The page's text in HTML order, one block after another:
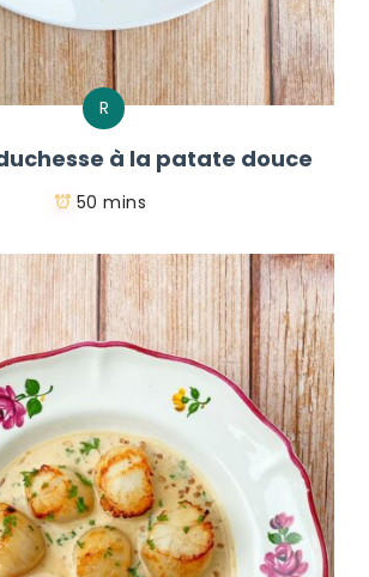
R
à la patate douce
50 mins